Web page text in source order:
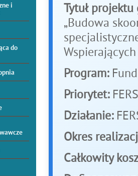
i
do
Tytuł
„Budowa
Wspierających
Program:
Priorytet:
Działanie:
Okres
Całkowity